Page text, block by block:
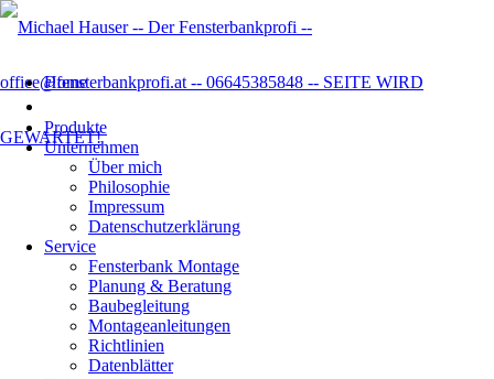
Home
Produkte
Unternehmen
Über mich
Philosophie
Impressum
Datenschutzer­klärung
Service
Fensterbank Montage
Planung & Beratung
Baubegleitung
Montageanleitungen
Richtlinien
Datenblätter